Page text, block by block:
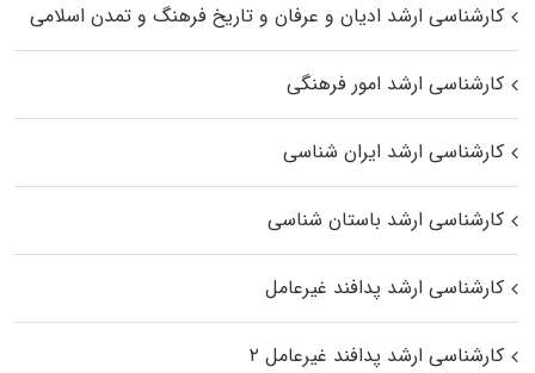
کارشناسی ارشد ادیان و عرفان و تاریخ فرهنگ و تمدن اسلامی
کارشناسی ارشد امور فرهنگی
کارشناسی ارشد ایران شناسی
کارشناسی ارشد باستان شناسی
کارشناسی ارشد پدافند غیرعامل
کارشناسی ارشد پدافند غیرعامل ۲